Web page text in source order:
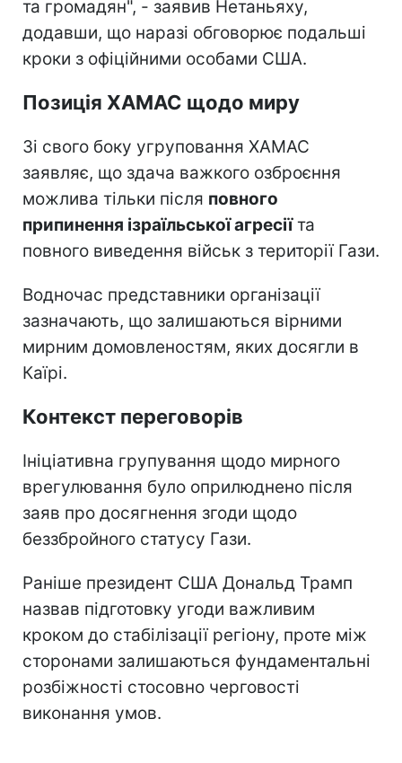
та громадян", - заявив Нетаньяху,
додавши, що наразі обговорює подальші
кроки з офіційними особами США.
Позиція ХАМАС щодо миру
Зі свого боку угруповання ХАМАС
заявляє, що здача важкого озброєння
можлива тільки після повного
припинення ізраїльської агресіїта
повного виведення військ з території Гази.
Водночас представники організації
зазначають, що залишаються вірними
мирним домовленостям, яких досягли в
Каїрі.
Контекст переговорів
Ініціативна групування щодо мирного
врегулювання було оприлюднено після
заяв про досягнення згоди щодо
беззбройного статусу Гази.
Раніше президент США Дональд Трамп
назвав підготовку угоди важливим
кроком до стабілізації регіону, проте між
сторонами залишаються фундаментальні
розбіжності стосовно черговості
виконання умов.